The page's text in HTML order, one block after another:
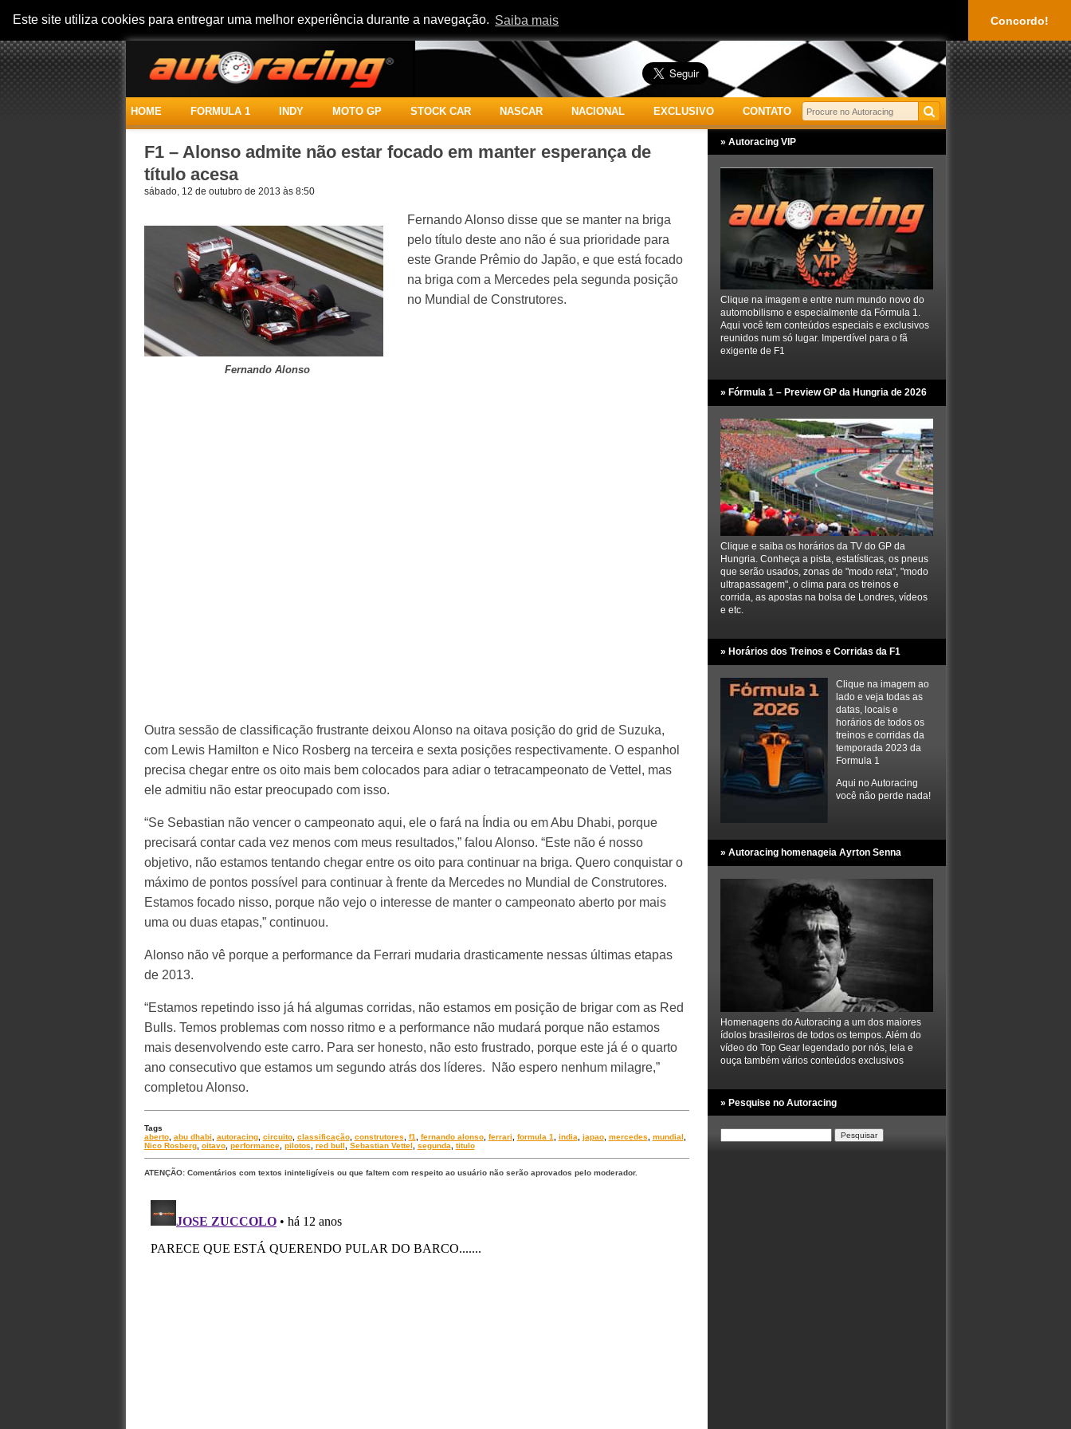
Este site utiliza cookies para entregar uma melhor experiência durante a navegação. Saiba mais Concordo!
HOME FORMULA 1 INDY MOTO GP STOCK CAR NASCAR NACIONAL EXCLUSIVO CONTATO
F1 – Alonso admite não estar focado em manter esperança de
título acesa
sábado, 12 de outubro de 2013 às 8:50
Fernando Alonso
Fernando Alonso disse que se manter na briga
pelo título deste ano não é sua prioridade para
este Grande Prêmio do Japão, e que está focado
na briga com a Mercedes pela segunda posição
no Mundial de Construtores.
Outra sessão de classificação frustrante deixou Alonso na oitava posição do grid de Suzuka,
com Lewis Hamilton e Nico Rosberg na terceira e sexta posições respectivamente. O espanhol
precisa chegar entre os oito mais bem colocados para adiar o tetracampeonato de Vettel, mas
ele admitiu não estar preocupado com isso.
“Se Sebastian não vencer o campeonato aqui, ele o fará na Índia ou em Abu Dhabi, porque
precisará contar cada vez menos com meus resultados,” falou Alonso. “Este não é nosso
objetivo, não estamos tentando chegar entre os oito para continuar na briga. Quero conquistar o
máximo de pontos possível para continuar à frente da Mercedes no Mundial de Construtores.
Estamos focado nisso, porque não vejo o interesse de manter o campeonato aberto por mais
uma ou duas etapas,” continuou.
Alonso não vê porque a performance da Ferrari mudaria drasticamente nessas últimas etapas
de 2013.
“Estamos repetindo isso já há algumas corridas, não estamos em posição de brigar com as Red
Bulls. Temos problemas com nosso ritmo e a performance não mudará porque não estamos
mais desenvolvendo este carro. Para ser honesto, não esto frustrado, porque este já é o quarto
ano consecutivo que estamos um segundo atrás dos líderes. Não espero nenhum milagre,”
completou Alonso.
Tags
aberto, abu dhabi autoracing, circuito, classificação, construtores f1 fernando alonso, ferrari formula 1 india japao, mercedes mundial
Nico Rosberg, oitavo, performance, pilotos red bull Sebastian Vettel segunda titulo
ATENÇÃO: Comentários com textos ininteligíveis ou que faltem com respeito ao usuário não serão aprovados pelo moderador.
» Autoracing VIP
Clique na imagem e entre num mundo novo do
automobilismo e especialmente da Fórmula 1.
Aqui você tem conteúdos especiais e exclusivos
reunidos num só lugar. Imperdível para o fã
exigente de F1
» Fórmula 1 – Preview GP da Hungria de 2026
Clique e saiba os horários da TV do GP da
Hungria. Conheça a pista, estatísticas, os pneus
que serão usados, zonas de "modo reta", "modo
ultrapassagem", o clima para os treinos e
corrida, as apostas na bolsa de Londres, vídeos
e etc.
» Horários dos Treinos e Corridas da F1
Clique na imagem ao
lado e veja todas as
datas, locais e
horários de todos os
treinos e corridas da
temporada 2023 da
Formula 1
Aqui no Autoracing
você não perde nada!
» Autoracing homenageia Ayrton Senna
Homenagens do Autoracing a um dos maiores
ídolos brasileiros de todos os tempos. Além do
vídeo do Top Gear legendado por nós, leia e
ouça também vários conteúdos exclusivos
» Pesquise no Autoracing
Pesquisar
por: